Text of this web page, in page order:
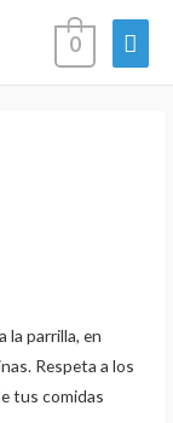
0
la parrilla, en
Respeta a los
tus comidas